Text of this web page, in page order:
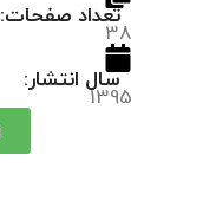
تعداد صفحات:
38
سال انتشار:
1395